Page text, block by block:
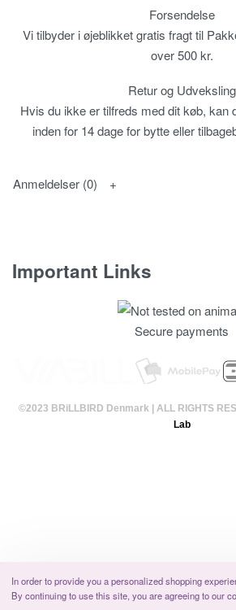
Forsendelse
Vi tilbyder i øjeblikket gratis fragt til
over 500 kr.
Retur og Udveksling
Hvis du ikke er tilfreds med dit køb, kan
inden for 14 dage for bytte eller
Anmeldelser (0)
Important Links
Secure payments
©2023 BRiLLBIRD Denmark | ALL RIGHTS
Lab
In order to provide you a personalized shopping
By continuing to use this site, you are agreeing to our